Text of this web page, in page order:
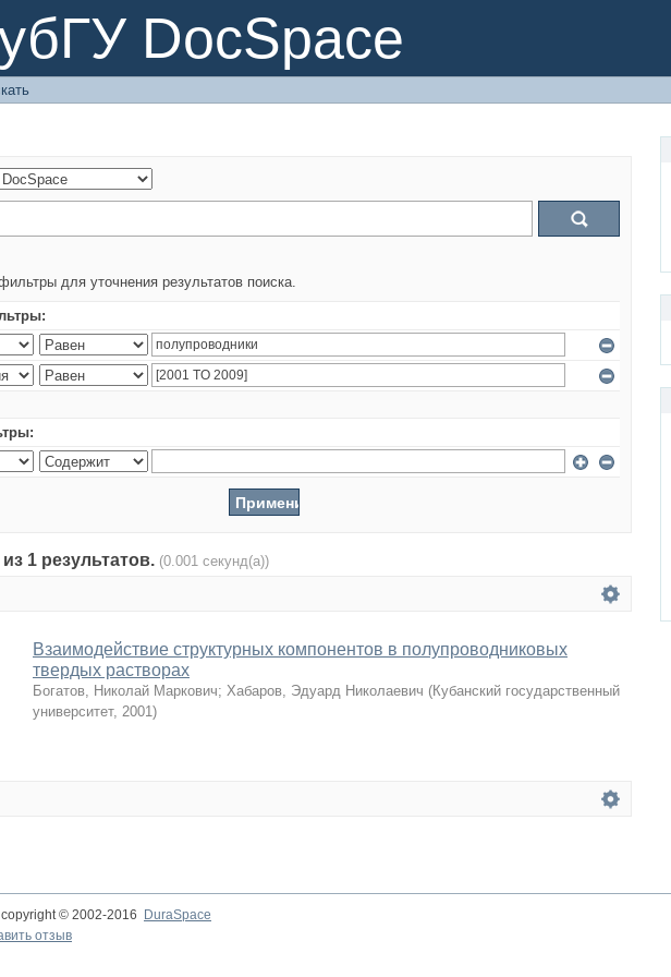
DocSpace
для уточнения результатов поиска.
1 результатов. (0.001 секунд(а))
Взаимодействие структурных компонентов в полупроводниковых
твердых растворах
Богатов, Николай Маркович; Хабаров, Эдуард Николаевич (Кубанский государственный
университет, 2001)
copyright © 2002-2016 DuraSpace
отзыв